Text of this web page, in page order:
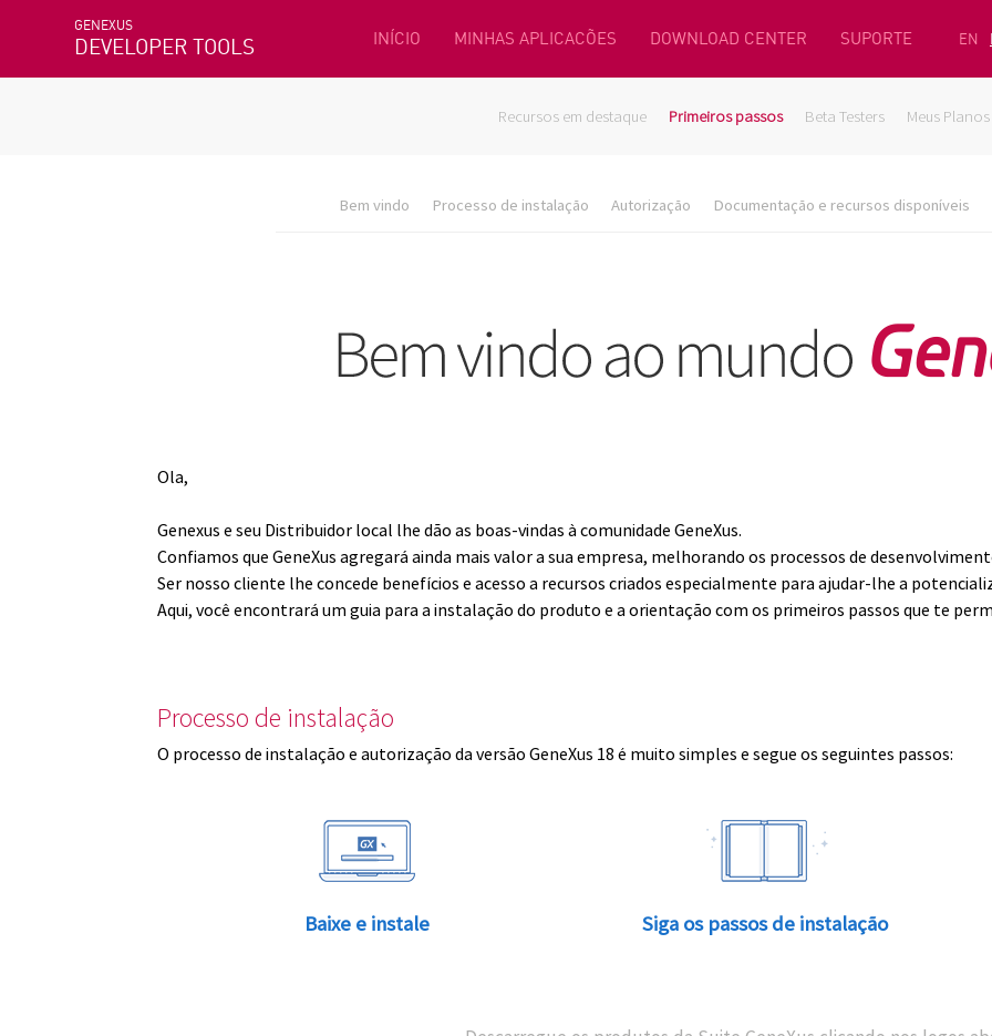
GENEXUS
DEVELOPER TOOLS INÍCIO MINHAS APLICACÕES DOWNLOAD CENTER SUPORTE EN
Recursos em destaque Primeiros passos Beta Testers Meus Planos
Bem vindo Processo de instalação Autorização Documentação e recursos disponíveis
Ola,
Genexus e seu Distribuidor local lhe dão as boas-vindas à comunidade GeneXus.
Confiamos que GeneXus agregará ainda mais valor a sua empresa, melhorando os processos de
Ser nosso cliente lhe concede benefícios e acesso a recursos criados especialmente para ajudar-lhe a
Aqui, você encontrará um guia para a instalação do produto e a orientação com os primeiros passos que te
Processo de instalação
O processo de instalação e autorização da versão GeneXus 18 é muito simples e segue os seguintes passos:
Baixe e instale Siga os passos de instalação